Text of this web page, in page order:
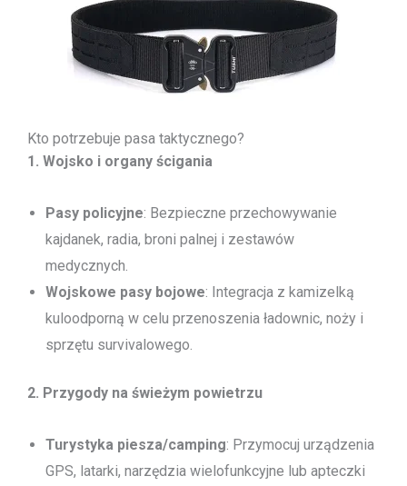
Kto potrzebuje pasa taktycznego?
1. Wojsko i organy ścigania
Pasy policyjne: Bezpieczne przechowywanie
kajdanek, radia, broni palnej i zestawów
medycznych.
Wojskowe pasy bojowe: Integracja z kamizelką
kuloodporną w celu przenoszenia ładownic, noży i
sprzętu survivalowego.
2. Przygody na świeżym powietrzu
Turystyka piesza/camping: Przymocuj urządzenia
GPS, latarki, narzędzia wielofunkcyjne lub apteczki